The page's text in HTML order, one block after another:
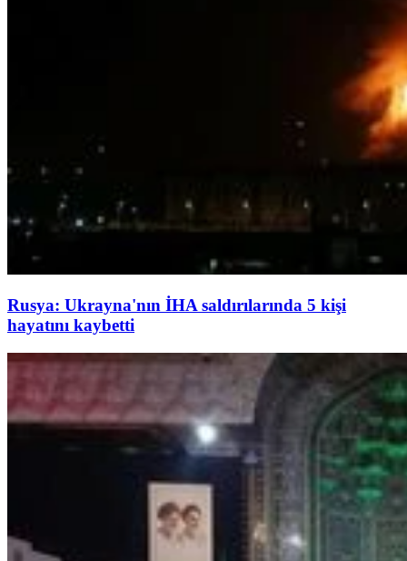
Rusya: Ukrayna'nın İHA saldırılarında 5 kişi
hayatını kaybetti